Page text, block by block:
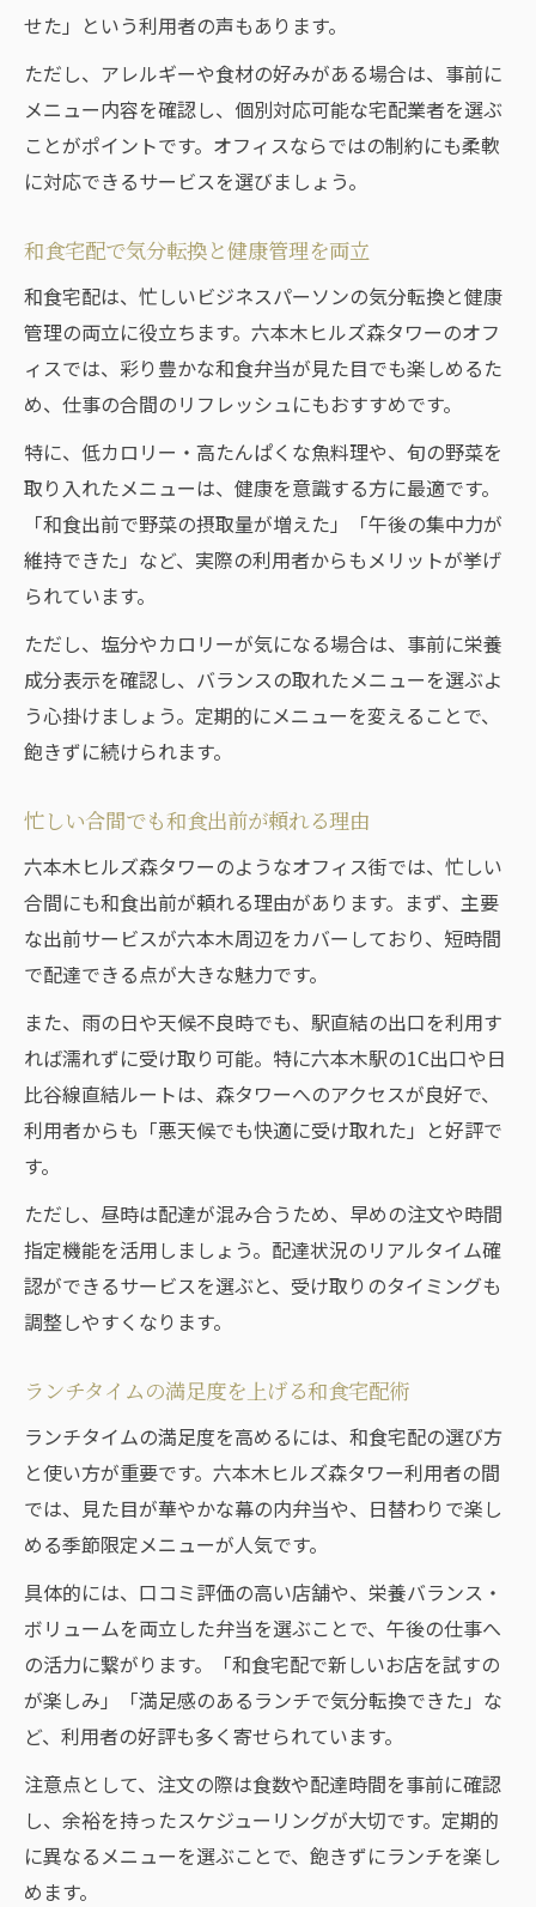
せた」という利用者の声もあります。
ただし、アレルギーや食材の好みがある場合は、事前に
メニュー内容を確認し、個別対応可能な宅配業者を選ぶ
ことがポイントです。オフィスならではの制約にも柔軟
に対応できるサービスを選びましょう。
和食宅配で気分転換と健康管理を両立
和食宅配は、忙しいビジネスパーソンの気分転換と健康
管理の両立に役立ちます。六本木ヒルズ森タワーのオフ
ィスでは、彩り豊かな和食弁当が見た目でも楽しめるた
め、仕事の合間のリフレッシュにもおすすめです。
特に、低カロリー・高たんぱくな魚料理や、旬の野菜を
取り入れたメニューは、健康を意識する方に最適です。
「和食出前で野菜の摂取量が増えた」「午後の集中力が
維持できた」など、実際の利用者からもメリットが挙げ
られています。
ただし、塩分やカロリーが気になる場合は、事前に栄養
成分表示を確認し、バランスの取れたメニューを選ぶよ
う心掛けましょう。定期的にメニューを変えることで、
飽きずに続けられます。
忙しい合間でも和食出前が頼れる理由
六本木ヒルズ森タワーのようなオフィス街では、忙しい
合間にも和食出前が頼れる理由があります。まず、主要
な出前サービスが六本木周辺をカバーしており、短時間
で配達できる点が大きな魅力です。
また、雨の日や天候不良時でも、駅直結の出口を利用す
れば濡れずに受け取り可能。特に六本木駅の1C出口や日
比谷線直結ルートは、森タワーへのアクセスが良好で、
利用者からも「悪天候でも快適に受け取れた」と好評で
す。
ただし、昼時は配達が混み合うため、早めの注文や時間
指定機能を活用しましょう。配達状況のリアルタイム確
認ができるサービスを選ぶと、受け取りのタイミングも
調整しやすくなります。
ランチタイムの満足度を上げる和食宅配術
ランチタイムの満足度を高めるには、和食宅配の選び方
と使い方が重要です。六本木ヒルズ森タワー利用者の間
では、見た目が華やかな幕の内弁当や、日替わりで楽し
める季節限定メニューが人気です。
具体的には、口コミ評価の高い店舗や、栄養バランス・
ボリュームを両立した弁当を選ぶことで、午後の仕事へ
の活力に繋がります。「和食宅配で新しいお店を試すの
が楽しみ」「満足感のあるランチで気分転換できた」な
ど、利用者の好評も多く寄せられています。
注意点として、注文の際は食数や配達時間を事前に確認
し、余裕を持ったスケジューリングが大切です。定期的
に異なるメニューを選ぶことで、飽きずにランチを楽し
めます。